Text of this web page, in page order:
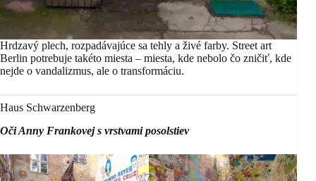
Hrdzavý plech, rozpadávajúce sa tehly a živé farby. Street art
Berlin potrebuje takéto miesta – miesta, kde nebolo čo zničiť, kde
nejde o vandalizmus, ale o transformáciu.
Haus Schwarzenberg
Oči Anny Frankovej s vrstvami posolstiev